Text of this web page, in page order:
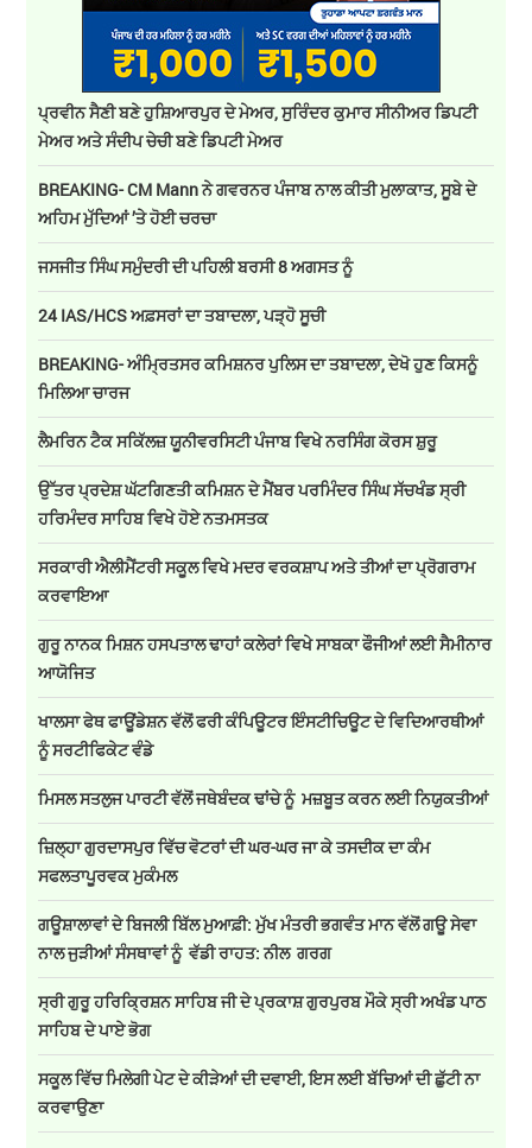
ਪ੍ਰਵੀਨ ਸੈਣੀ ਬਣੇ ਹੁਸ਼ਿਆਰਪੁਰ ਦੇ ਮੇਅਰ, ਸੁਰਿੰਦਰ ਕੁਮਾਰ ਸੀਨੀਅਰ ਡਿਪਟੀ
ਮੇਅਰ ਅਤੇ ਸੰਦੀਪ ਚੇਚੀ ਬਣੇ ਡਿਪਟੀ ਮੇਅਰ
BREAKING- CM Mann ਨੇ ਗਵਰਨਰ ਪੰਜਾਬ ਨਾਲ ਕੀਤੀ ਮੁਲਾਕਾਤ, ਸੂਬੇ ਦੇ
ਅਹਿਮ ਮੁੱਦਿਆਂ ’ਤੇ ਹੋਈ ਚਰਚਾ
ਜਸਜੀਤ ਸਿੰਘ ਸਮੁੰਦਰੀ ਦੀ ਪਹਿਲੀ ਬਰਸੀ 8 ਅਗਸਤ ਨੂੰ
24 IAS/HCS ਅਫ਼ਸਰਾਂ ਦਾ ਤਬਾਦਲਾ, ਪੜ੍ਹੋ ਸੂਚੀ
BREAKING- ਅੰਮ੍ਰਿਤਸਰ ਕਮਿਸ਼ਨਰ ਪੁਲਿਸ ਦਾ ਤਬਾਦਲਾ, ਦੇਖੋ ਹੁਣ ਕਿਸਨੂੰ
ਮਿਲਿਆ ਚਾਰਜ
ਲੈਮਰਿਨ ਟੈਕ ਸਕਿੱਲਜ਼ ਯੂਨੀਵਰਸਿਟੀ ਪੰਜਾਬ ਵਿਖੇ ਨਰਸਿੰਗ ਕੋਰਸ ਸ਼ੁਰੂ
ਉੱਤਰ ਪ੍ਰਦੇਸ਼ ਘੱਟਗਿਣਤੀ ਕਮਿਸ਼ਨ ਦੇ ਮੈਂਬਰ ਪਰਮਿੰਦਰ ਸਿੰਘ ਸੱਚਖੰਡ ਸ੍ਰੀ
ਹਰਿਮੰਦਰ ਸਾਹਿਬ ਵਿਖੇ ਹੋਏ ਨਤਮਸਤਕ
ਸਰਕਾਰੀ ਐਲੀਮੈਂਟਰੀ ਸਕੂਲ ਵਿਖੇ ਮਦਰ ਵਰਕਸ਼ਾਪ ਅਤੇ ਤੀਆਂ ਦਾ ਪ੍ਰੋਗਰਾਮ
ਕਰਵਾਇਆ
ਗੁਰੂ ਨਾਨਕ ਮਿਸ਼ਨ ਹਸਪਤਾਲ ਢਾਹਾਂ ਕਲੇਰਾਂ ਵਿਖੇ ਸਾਬਕਾ ਫੌਜੀਆਂ ਲਈ ਸੈਮੀਨਾਰ
ਆਯੋਜਿਤ
ਖਾਲਸਾ ਫੇਥ ਫਾਊਂਡੇਸ਼ਨ ਵੱਲੋਂ ਫਰੀ ਕੰਪਿਊਟਰ ਇੰਸਟੀਚਿਊਟ ਦੇ ਵਿਦਿਆਰਥੀਆਂ
ਨੂੰ ਸਰਟੀਫਿਕੇਟ ਵੰਡੇ
ਮਿਸਲ ਸਤਲੁਜ ਪਾਰਟੀ ਵੱਲੋਂ ਜਥੇਬੰਦਕ ਢਾਂਚੇ ਨੂੰ ਮਜ਼ਬੂਤ ਕਰਨ ਲਈ ਨਿਯੁਕਤੀਆਂ
ਜ਼ਿਲ੍ਹਾ ਗੁਰਦਾਸਪੁਰ ਵਿੱਚ ਵੋਟਰਾਂ ਦੀ ਘਰ-ਘਰ ਜਾ ਕੇ ਤਸਦੀਕ ਦਾ ਕੰਮ
ਸਫਲਤਾਪੂਰਵਕ ਮੁਕੰਮਲ
ਗਊਸ਼ਾਲਾਵਾਂ ਦੇ ਬਿਜਲੀ ਬਿੱਲ ਮੁਆਫ਼ੀ: ਮੁੱਖ ਮੰਤਰੀ ਭਗਵੰਤ ਮਾਨ ਵੱਲੋਂ ਗਊ ਸੇਵਾ
ਨਾਲ ਜੁੜੀਆਂ ਸੰਸਥਾਵਾਂ ਨੂੰ ਵੱਡੀ ਰਾਹਤ: ਨੀਲ ਗਰਗ
ਸ੍ਰੀ ਗੁਰੂ ਹਰਿਕ੍ਰਿਸ਼ਨ ਸਾਹਿਬ ਜੀ ਦੇ ਪ੍ਰਕਾਸ਼ ਗੁਰਪੁਰਬ ਮੌਕੇ ਸ੍ਰੀ ਅਖੰਡ ਪਾਠ
ਸਾਹਿਬ ਦੇ ਪਾਏ ਭੋਗ
ਸਕੂਲ ਵਿੱਚ ਮਿਲੇਗੀ ਪੇਟ ਦੇ ਕੀੜੇਆਂ ਦੀ ਦਵਾਈ, ਇਸ ਲਈ ਬੱਚਿਆਂ ਦੀ ਛੁੱਟੀ ਨਾ
ਕਰਵਾਉਣਾ